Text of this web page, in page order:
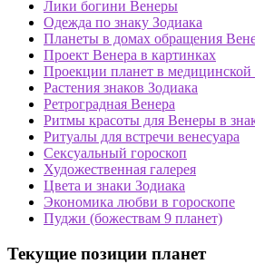
Лики богини Венеры
Одежда по знаку Зодиака
Планеты в домах обращения
Проект Венера в картинках
Проекции планет в медицинской
Растения знаков Зодиака
Ретроградная Венера
Ритмы красоты для Венеры в
Ритуалы для встречи венесуара
Сексуальный гороскоп
Художественная галерея
Цвета и знаки Зодиака
Экономика любви в гороскопе
Пуджи (божествам 9 планет)
Текущие позиции планет